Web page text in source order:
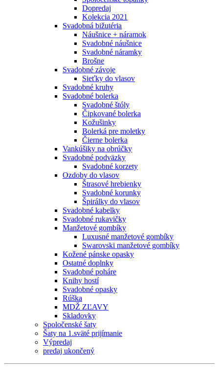
Dopredaj
Kolekcia 2021
Svadobná bižutéria
Náušnice + náramok
Svadobné náušnice
Svadobné náramky
Brošne
Svadobné závoje
Sieťky do vlasov
Svadobné kruhy
Svadobné bolerka
Svadobné štóly
Čipkované bolerka
Kožušinky
Bolerká pre moletky
Čierne bolerka
Vankúšiky na obrúčky
Svadobné podväzky
Svadobné korzety
Ozdoby do vlasov
Štrasové hrebienky
Svadobné korunky
Špirálky do vlasov
Svadobné kabelky
Svadobné rukavičky
Manžetové gombíky
Luxusné manžetové gombíky
Swarovski manžetové gombíky
Kožené pánske opasky
Ostatné doplnky
Svadobné poháre
Knihy hostí
Svadobné opasky
Rúška
MDŽ ZĽAVY
Skladovky
Spoločenské šaty
Šaty na 1.sväté prijímanie
Výpredaj
predaj ukončený